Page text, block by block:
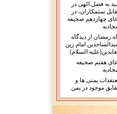
به فضل الهی در
ستمکاران، در
چهاردهم صحیفه
رمضان از دیدگاه
امام زین
السلام)
هفتم صحیفه
يمنی ها و
موجود در يمن